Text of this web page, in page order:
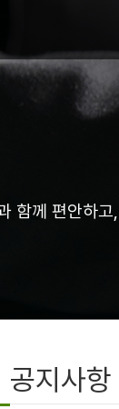
함께 편안하고,
공지사항